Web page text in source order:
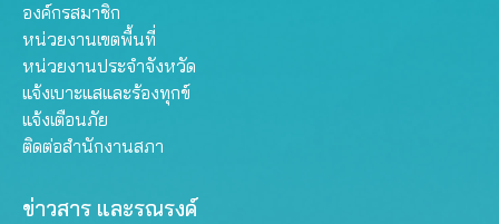
องค์กรสมาชิก
หน่วยงานเขตพื้นที่
หน่วยงานประจำจังหวัด
แจ้งเบาะแสและร้องทุกข์
แจ้งเตือนภัย
ติดต่อสำนักงานสภา
ข่าวสาร และรณรงค์